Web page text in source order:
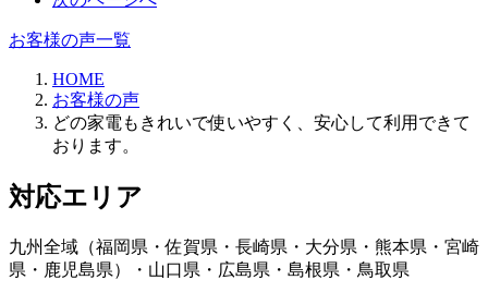
お客様の声一覧
HOME
お客様の声
どの家電もきれいで使いやすく、安心して利用できて
おります。
対応エリア
九州全域（福岡県・佐賀県・長崎県・大分県・熊本県・宮崎
県・鹿児島県）・山口県・広島県・島根県・鳥取県